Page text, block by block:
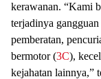
kerawanan. “Kami
terjadinya
pemberatan,
bermotor (3C),
kejahatan lainnya,”